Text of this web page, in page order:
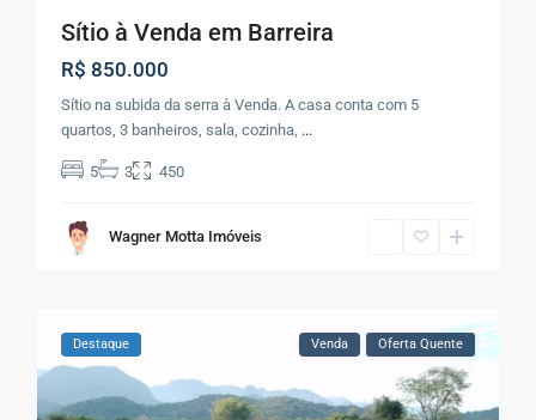
Sítio à Venda em Barreira
R$ 850.000
Sítio na subida da serra à Venda. A casa conta com 5
quartos, 3 banheiros, sala, cozinha, ...
5 3 450
Wagner Motta Imóveis
Destaque Venda Oferta Quente